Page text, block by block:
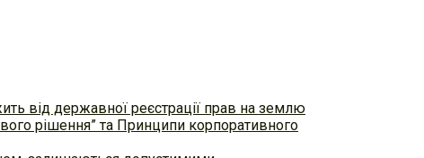
від державної реєстрації прав на землю
рішення” та Принципи корпоративного